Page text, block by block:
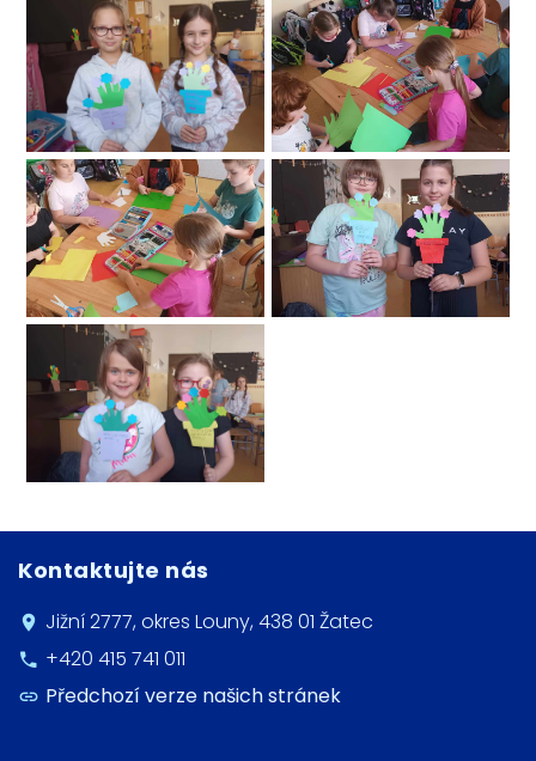
Kontaktujte nás
Jižní 2777, okres Louny, 438 01 Žatec
+420 415 741 011
Předchozí verze našich stránek